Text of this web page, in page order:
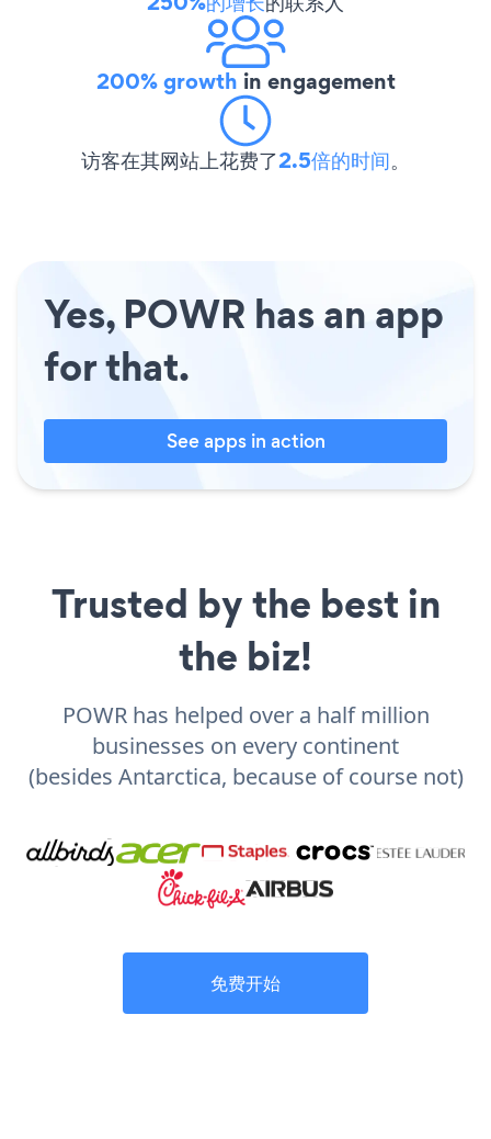
200% growth in engagement
访客在其网站上花费了2.5倍的时间。
Yes, POWR has an app
for that.
See apps in action
Trusted by the best in
the biz!
POWR has helped over a half million
businesses on every continent
(besides Antarctica, because of course not)
免费开始